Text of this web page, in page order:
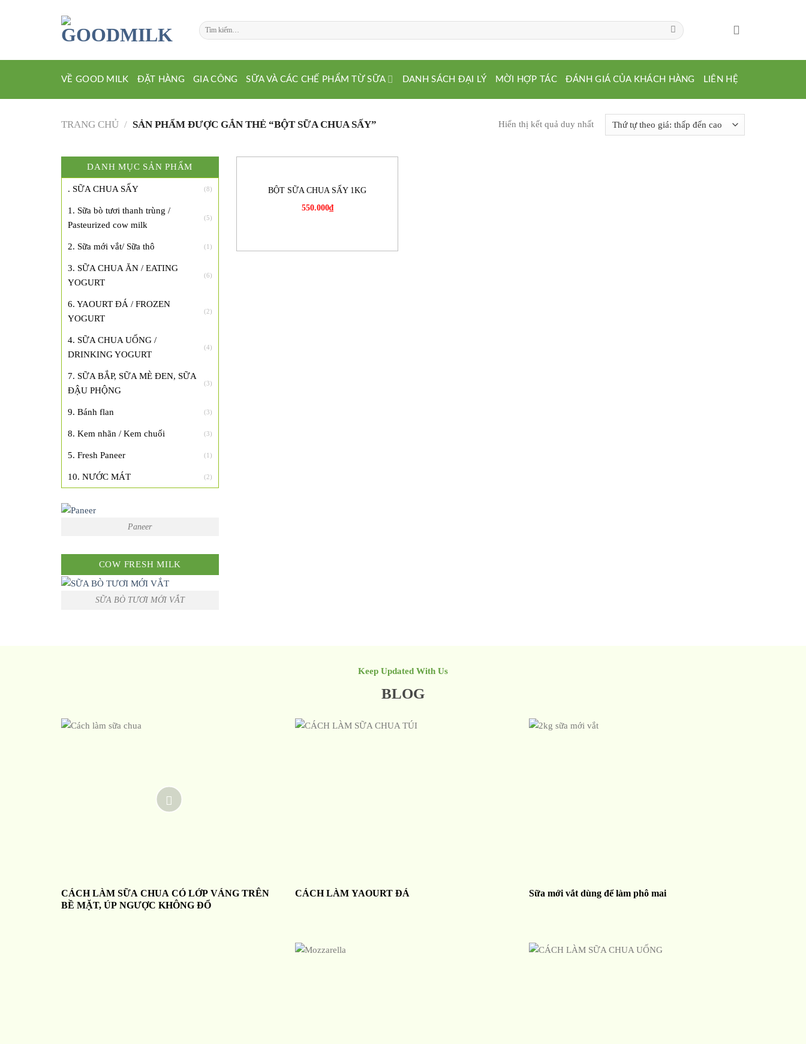
Tìm
kiếm:
VỀ GOOD MILK ĐẶT HÀNG GIA CÔNG SỮA VÀ CÁC CHẾ PHẨM TỪ SỮA DANH SÁCH ĐẠI LÝ MỜI HỢP TÁC ĐÁNH GIÁ CỦA KHÁCH HÀNG LIÊN HỆ
TRANG CHỦ / SẢN PHẨM ĐƯỢC GẮN THẺ “BỘT SỮA CHUA SẤY” Hiển thị kết quả duy nhất
DANH MỤC SẢN PHẨM
. SỮA CHUA SẤY (8)
1. Sữa bò tươi thanh trùng /
Pasteurized cow milk
(5)
2. Sữa mới vắt/ Sữa thô (1)
3. SỮA CHUA ĂN / EATING
YOGURT
(6)
6. YAOURT ĐÁ / FROZEN
YOGURT
(2)
4. SỮA CHUA UỐNG /
DRINKING YOGURT
(4)
7. SỮA BẮP, SỮA MÈ ĐEN, SỮA
ĐẬU PHỘNG
(3)
9. Bánh flan (3)
8. Kem nhãn / Kem chuối (3)
5. Fresh Paneer (1)
10. NƯỚC MÁT (2)
Paneer
COW FRESH MILK
SỮA BÒ TƯƠI MỚI VẮT
BỘT SỮA CHUA SẤY 1KG
550.000₫
Keep Updated With Us
BLOG
CÁCH LÀM SỮA CHUA CÓ LỚP VÁNG TRÊN
BỀ MẶT, ÚP NGƯỢC KHÔNG ĐỔ
CÁCH LÀM YAOURT ĐÁ Sữa mới vắt dùng để làm phô mai